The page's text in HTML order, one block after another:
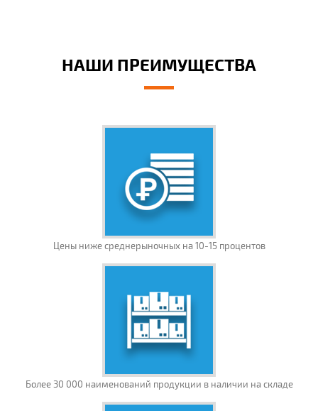
НАШИ ПРЕИМУЩЕСТВА
Цены ниже среднерыночных на 10-15 процентов
Более 30 000 наименований продукции в наличии на складе